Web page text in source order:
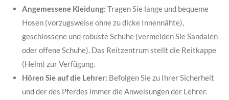
Angemessene Kleidung: Tragen Sie lange und bequeme
Hosen (vorzugsweise ohne zu dicke Innennähte),
geschlossene und robuste Schuhe (vermeiden Sie Sandalen
oder offene Schuhe). Das Reitzentrum stellt die Reitkappe
(Helm) zur Verfügung.
Hören Sie auf die Lehrer: Befolgen Sie zu Ihrer Sicherheit
und der des Pferdes immer die Anweisungen der Lehrer.